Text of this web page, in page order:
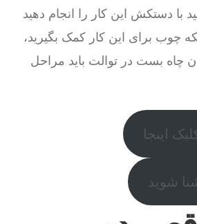
با دستکش این کار را انجام دهید
چوب برای این کار کمک بگیرید،
چاه بست در توالت باید مراحل
اینجا
شوید